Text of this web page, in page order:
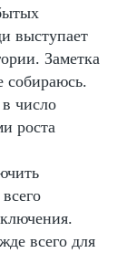
выступает
Заметка
собираюсь.
число
роста
всего для